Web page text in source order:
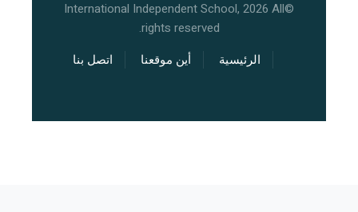
©International Independent School, 2026 All
rights reserved.
الرئيسية
أين موقعنا اتصل بنا